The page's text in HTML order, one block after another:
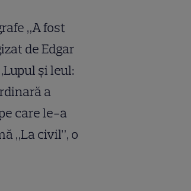
„A fost
de Edgar
și leul:
a
care le-a
„La civil”, o